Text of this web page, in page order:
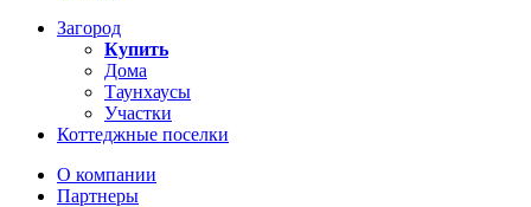
Загород
Купить
Дома
Таунхаусы
Участки
Коттеджные поселки
О компании
Партнеры